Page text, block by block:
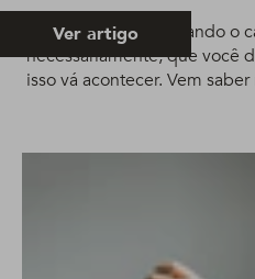
Sonhar que está cortando o
necessariamente, que você
isso vá acontecer. Vem saber
Ver artigo